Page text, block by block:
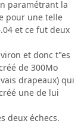
paramétrant la
pour une telle
et ce fut deux
et donc t"es
de 300Mo
drapeaux) qui
une de lui
deux échecs.